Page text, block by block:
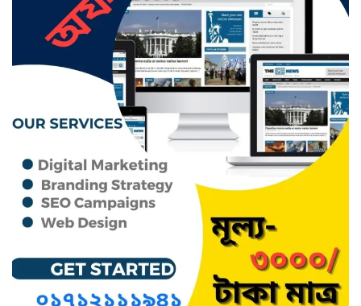
ছাতকের নবাগত ইউএনও’র সাথে
প্রেসক্লাব নেতৃবৃন্দের সাক্ষাত
কথাসাহিত্যিক রাবেয়া খাতুন আর নেই
সিলেট ওসমানী আন্তর্জাতিক
বিমানবন্দরে সংবর্ধিত হলেন আওলাদ
আলী রেজা